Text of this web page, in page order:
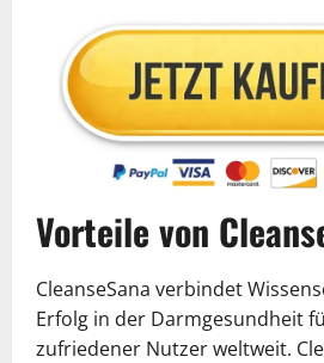
Vorteile von
CleanseSana verbindet
Erfolg in der Darmgesundheit
zufriedener Nutzer weltweit.